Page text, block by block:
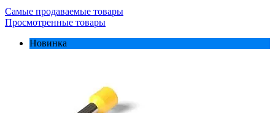
Самые продаваемые товары
Просмотренные товары
Новинка